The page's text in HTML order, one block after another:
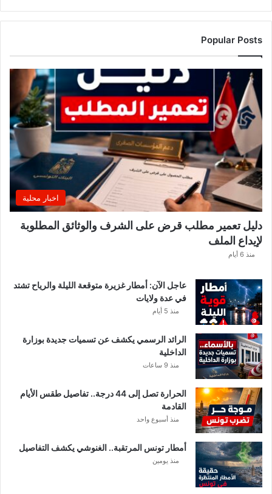
Popular Posts
اخبار محلية
دليل تعمير مطلب قرض على الشرف والوثائق المطلوبة
لإيداع الملف
منذ 6 أيام
عاجل الآن: أمطار غزيرة متوقعة الليلة والرياح تشتد
في عدة ولايات
منذ 5 أيام
الرائد الرسمي يكشف عن تسميات جديدة بوزارة
الداخلية
منذ 9 ساعات
الحرارة تصل إلى 44 درجة.. تفاصيل طقس الأيام
القادمة
منذ أسبوع واحد
أمطار تونس المرتقبة.. الغنوشي يكشف التفاصيل
منذ يومين